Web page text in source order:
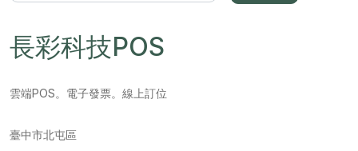
長彩科技POS
雲端POS。電子發票。線上訂位
臺中市北屯區